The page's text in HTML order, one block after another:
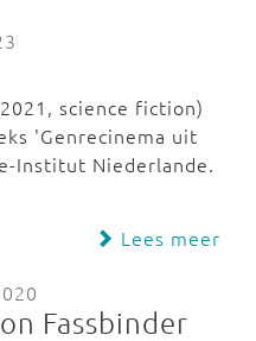
science fiction)
'Genrecinema uit
Institut Niederlande.
Lees meer
Fassbinder